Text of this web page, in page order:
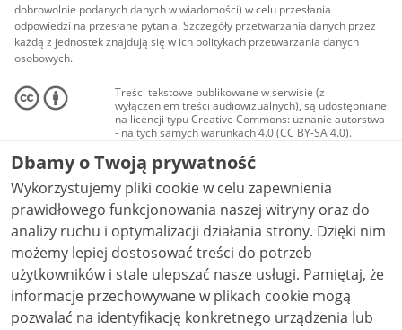
dobrowolnie podanych danych w wiadomości) w celu przesłania
odpowiedzi na przesłane pytania. Szczegóły przetwarzania danych przez
każdą z jednostek znajdują się w ich politykach przetwarzania danych
osobowych.
Treści tekstowe publikowane w serwisie (z
wyłączeniem treści audiowizualnych), są udostępniane
na licencji typu Creative Commons: uznanie autorstwa
- na tych samych warunkach 4.0 (CC BY-SA 4.0).
Materiały audiowizualne, w tym zdjęcia, materiały
audio i wideo, są udostępniane na licencji typu
Creative Commons: uznanie autorstwa użycie
niekomercyjne - bez utworów zależnych 4.0 (CC BY-
NC-ND 4.0), o ile nie jest to stwierdzone inaczej.
Dbamy o Twoją prywatność
Wykorzystujemy pliki cookie w celu zapewnienia
prawidłowego funkcjonowania naszej witryny oraz do
analizy ruchu i optymalizacji działania strony. Dzięki nim
możemy lepiej dostosować treści do potrzeb
użytkowników i stale ulepszać nasze usługi. Pamiętaj, że
informacje przechowywane w plikach cookie mogą
pozwalać na identyfikację konkretnego urządzenia lub